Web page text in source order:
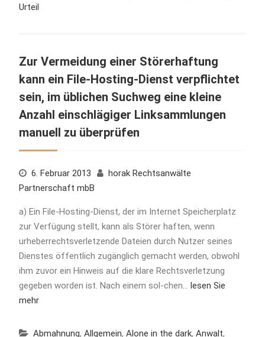
Urteil
Zur Vermeidung einer Störerhaftung
kann ein File-Hosting-Dienst verpflichtet
sein, im üblichen Suchweg eine kleine
Anzahl einschlägiger Linksammlungen
manuell zu überprüfen
6. Februar 2013
horak Rechtsanwälte
Partnerschaft mbB
a) Ein File-Hosting-Dienst, der im Internet Speicherplatz
zur Verfügung stellt, kann als Störer haften, wenn
urheberrechtsverletzende Dateien durch Nutzer seines
Dienstes öffentlich zugänglich gemacht werden, obwohl
ihm zuvor ein Hinweis auf die klare Rechtsverletzung
gegeben worden ist. Nach einem sol-chen… lesen Sie
mehr
Abmahnung, Allgemein, Alone in the dark, Anwalt,